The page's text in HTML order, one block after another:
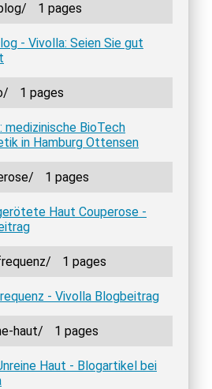
1 pages
- Vivolla: Seien Sie gut
1 pages
medizinische BioTech
in Hamburg Ottensen
1 pages
Haut Couperose -
1 pages
- Vivolla Blogbeitrag
haut/ 1 pages
Haut - Blogartikel bei